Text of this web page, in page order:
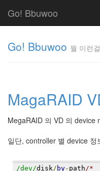
Go! Bbuwoo
Go! Bbuwoo 뭘 이런
MagaRAID
MegaRAID 의 VD 의 device
일단, controller 별 device
/dev/disk/ by- path/*
걸..
김
균